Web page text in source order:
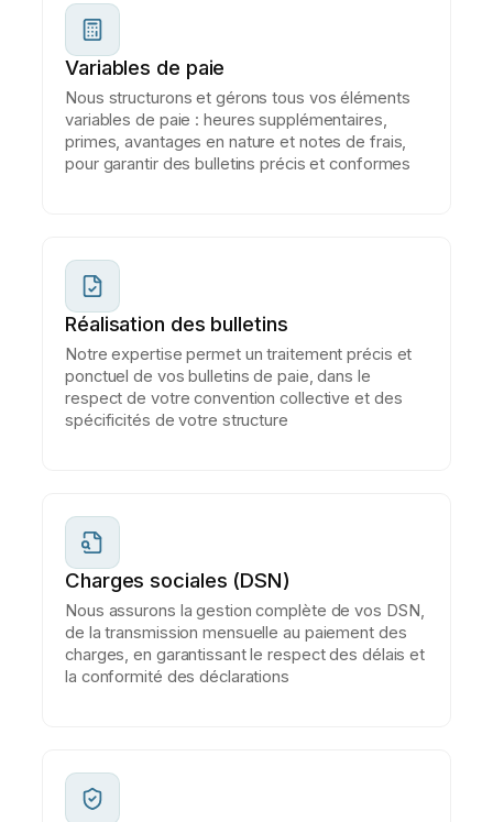
Variables de paie
Nous structurons et gérons tous vos éléments
variables de paie : heures supplémentaires,
primes, avantages en nature et notes de frais,
pour garantir des bulletins précis et conformes
Réalisation des bulletins
Notre expertise permet un traitement précis et
ponctuel de vos bulletins de paie, dans le
respect de votre convention collective et des
spécificités de votre structure
Charges sociales (DSN)
Nous assurons la gestion complète de vos DSN,
de la transmission mensuelle au paiement des
charges, en garantissant le respect des délais et
la conformité des déclarations